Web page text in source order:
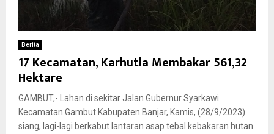
Berita
17 Kecamatan, Karhutla Membakar 561,32
Hektare
GAMBUT,- Lahan di sekitar Jalan Gubernur Syarkawi
Kecamatan Gambut Kabupaten Banjar, Kamis, (28/9/2023)
siang, lagi-lagi berkabut lantaran asap tebal kebakaran hutan